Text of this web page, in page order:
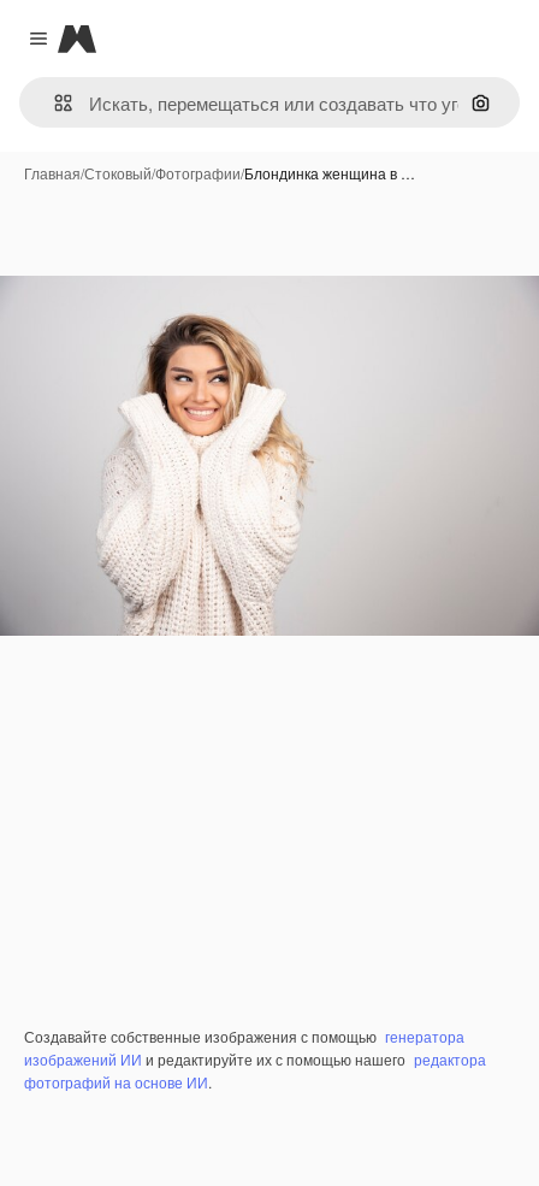
Close menu
Magnific
Поиск
Главная/Стоковый/Фотографии/Блондинка женщина в …
Создавайте собственные изображения с помощью генератора
изображений ИИ и редактируйте их с помощью нашего редактора
фотографий на основе ИИ.